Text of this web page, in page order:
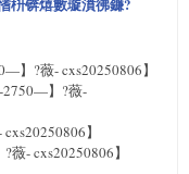
】?薇- cxs20250806】
2750—】?薇-
】
- cxs20250806】